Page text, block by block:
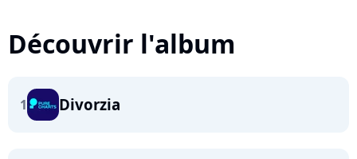
Découvrir l'album
1 Divorzia